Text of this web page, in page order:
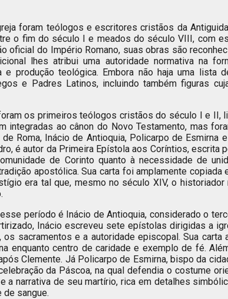
foram teólogos e escritores cristãos da
o fim do século I e meados do século VIII, com
oficial do Império Romano, suas obras são
lhes atribui uma autoridade normativa na
produção teológica. Embora não haja uma
e Padres Latinos, incluindo também figuras
os primeiros teólogos cristãos do século I e II,
integradas ao cânon do Novo Testamento, mas
Roma, Inácio de Antioquia, Policarpo de
é autor da Primeira Epístola aos Coríntios,
de Corinto quanto à necessidade de
apostólica. Sua carta foi amplamente
era tal que, mesmo no século XIV, o
período é Inácio de Antioquia, considerado o
Inácio escreveu sete epístolas dirigidas a
sacramentos e a autoridade episcopal. Sua
enquanto centro de caridade e exemplo de fé.
Clemente. Já Policarpo de Esmirna, bispo da
da Páscoa, na qual defendia o costume
a narrativa de seu martírio, rica em detalhes
de sangue.